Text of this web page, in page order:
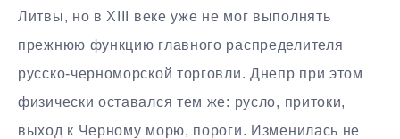
Литвы, но в XIII веке уже не мог выполнять
прежнюю функцию главного распределителя
русско-черноморской торговли. Днепр при этом
физически оставался тем же: русло, притоки,
выход к Черному морю, пороги. Изменилась не